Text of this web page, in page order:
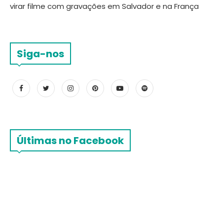
virar filme com gravações em Salvador e na França
Siga-nos
Últimas no Facebook